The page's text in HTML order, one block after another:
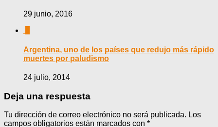
29 junio, 2016
Argentina, uno de los países que redujo más rápido
muertes por paludismo
24 julio, 2014
Deja una respuesta
Tu dirección de correo electrónico no será publicada. Los
campos obligatorios están marcados con *